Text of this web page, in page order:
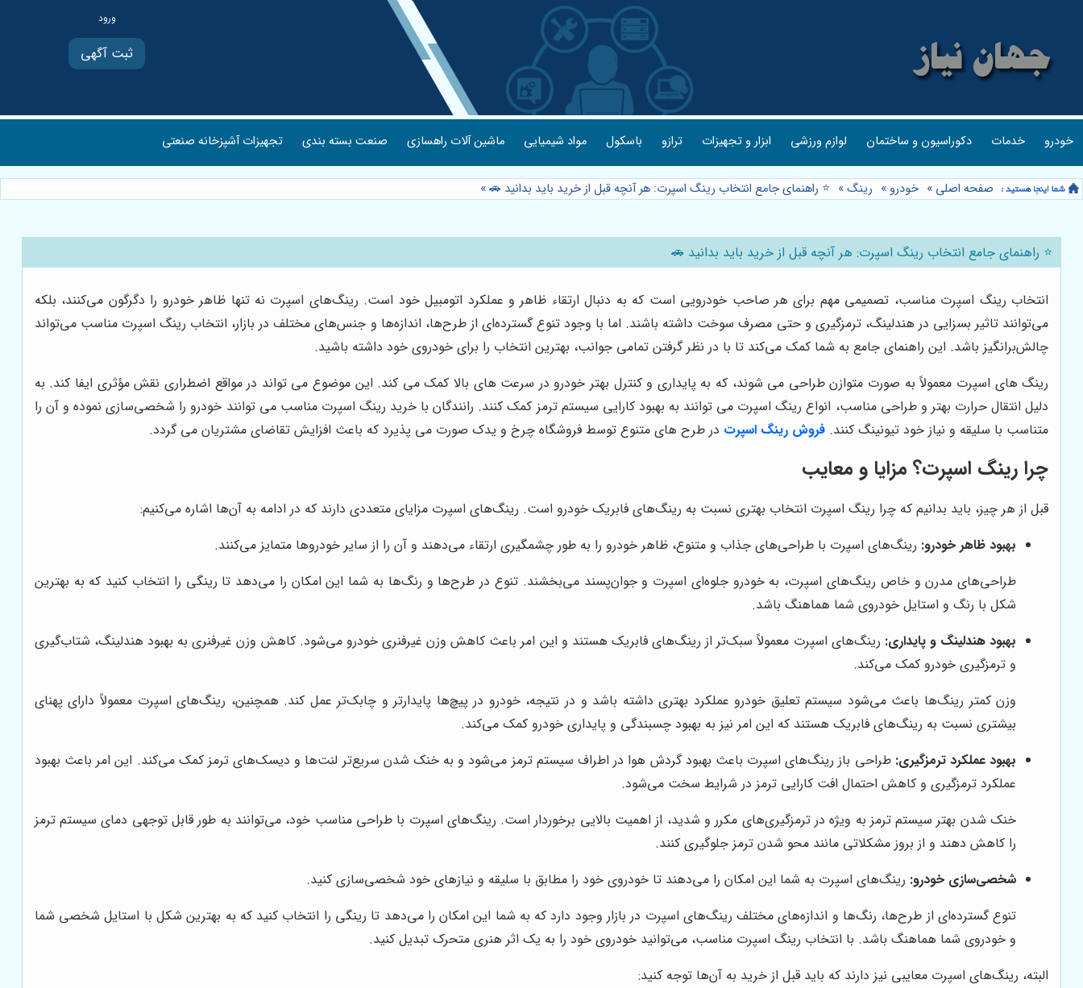
ثبت آگهی
خودرو خدمات دکوراسیون و ساختمان لوازم ورزشی ابزار و تجهیزات ترازو باسکول مواد شیمیایی ماشین آلات راهسازی صنعت بسته بندی تجهیزات آشپزخانه صنعتی
صفحه اصلی » خودرو » رینگ» ⭐️ راهنمای جامع انتخاب رینگ اسپرت: هر آنچه قبل از خرید باید بدانید 🚗»
⭐️ راهنمای جامع انتخاب رینگ اسپرت: هر آنچه قبل از خرید باید بدانید 🚗
انتخاب رینگ اسپرت مناسب، تصمیمی مهم برای هر صاحب خودرویی است که به دنبال ارتقاء ظاهر و عملکرد اتومبیل خود است. رینگ‌های اسپرت نه تنها ظاهر خودرو را دگرگون می‌کنند، بلکه
می‌توانند تاثیر بسزایی در هندلینگ، ترمزگیری و حتی مصرف سوخت داشته باشند. اما با وجود تنوع گسترده‌ای از طرح‌ها، اندازه‌ها و جنس‌های مختلف در بازار، انتخاب رینگ اسپرت مناسب می‌تواند
چالش‌برانگیز باشد. این راهنمای جامع به شما کمک می‌کند تا با در نظر گرفتن تمامی جوانب، بهترین انتخاب را برای خودروی خود داشته باشید.
رینگ های اسپرت معمولاً به صورت متوازن طراحی می شوند، که به پایداری و کنترل بهتر خودرو در سرعت های بالا کمک می کند. این موضوع می تواند در مواقع اضطراری نقش مؤثری ایفا کند. به
دلیل انتقال حرارت بهتر و طراحی مناسب، انواع رینگ اسپرت می توانند به بهبود کارایی سیستم ترمز کمک کنند. رانندگان با خرید رینگ اسپرت مناسب می توانند خودرو را شخصی‌سازی نموده و آن را
متناسب با سلیقه و نیاز خود تیونینگ کنند. فروش رینگ اسپرت در طرح های متنوع توسط فروشگاه چرخ و یدک صورت می پذیرد که باعث افزایش تقاضای مشتریان می گردد.
چرا رینگ اسپرت؟ مزایا و معایب
قبل از هر چیز، باید بدانیم که چرا رینگ اسپرت انتخاب بهتری نسبت به رینگ‌های فابریک خودرو است. رینگ‌های اسپرت مزایای متعددی دارند که در ادامه به آن‌ها اشاره می‌کنیم:
بهبود ظاهر خودرو: رینگ‌های اسپرت با طراحی‌های جذاب و متنوع، ظاهر خودرو را به طور چشمگیری ارتقاء می‌دهند و آن را از سایر خودروها متمایز می‌کنند.
طراحی‌های مدرن و خاص رینگ‌های اسپرت، به خودرو جلوه‌ای اسپرت و جوان‌پسند می‌بخشند. تنوع در طرح‌ها و رنگ‌ها به شما این امکان را می‌دهد تا رینگی را انتخاب کنید که به بهترین
شکل با رنگ و استایل خودروی شما هماهنگ باشد.
بهبود هندلینگ و پایداری: رینگ‌های اسپرت معمولاً سبک‌تر از رینگ‌های فابریک هستند و این امر باعث کاهش وزن غیرفنری خودرو می‌شود. کاهش وزن غیرفنری به بهبود هندلینگ، شتاب‌گیری
و ترمزگیری خودرو کمک می‌کند.
وزن کمتر رینگ‌ها باعث می‌شود سیستم تعلیق خودرو عملکرد بهتری داشته باشد و در نتیجه، خودرو در پیچ‌ها پایدارتر و چابک‌تر عمل کند. همچنین، رینگ‌های اسپرت معمولاً دارای پهنای
بیشتری نسبت به رینگ‌های فابریک هستند که این امر نیز به بهبود چسبندگی و پایداری خودرو کمک می‌کند.
بهبود عملکرد ترمزگیری: طراحی باز رینگ‌های اسپرت باعث بهبود گردش هوا در اطراف سیستم ترمز می‌شود و به خنک شدن سریع‌تر لنت‌ها و دیسک‌های ترمز کمک می‌کند. این امر باعث بهبود
عملکرد ترمزگیری و کاهش احتمال افت کارایی ترمز در شرایط سخت می‌شود.
خنک شدن بهتر سیستم ترمز به ویژه در ترمزگیری‌های مکرر و شدید، از اهمیت بالایی برخوردار است. رینگ‌های اسپرت با طراحی مناسب خود، می‌توانند به طور قابل توجهی دمای سیستم ترمز
را کاهش دهند و از بروز مشکلاتی مانند محو شدن ترمز جلوگیری کنند.
شخصی‌سازی خودرو: رینگ‌های اسپرت به شما این امکان را می‌دهند تا خودروی خود را مطابق با سلیقه و نیازهای خود شخصی‌سازی کنید.
تنوع گسترده‌ای از طرح‌ها، رنگ‌ها و اندازه‌های مختلف رینگ‌های اسپرت در بازار وجود دارد که به شما این امکان را می‌دهد تا رینگی را انتخاب کنید که به بهترین شکل با استایل شخصی شما
و خودروی شما هماهنگ باشد. با انتخاب رینگ اسپرت مناسب، می‌توانید خودروی خود را به یک اثر هنری متحرک تبدیل کنید.
البته، رینگ‌های اسپرت معایبی نیز دارند که باید قبل از خرید به آن‌ها توجه کنید: